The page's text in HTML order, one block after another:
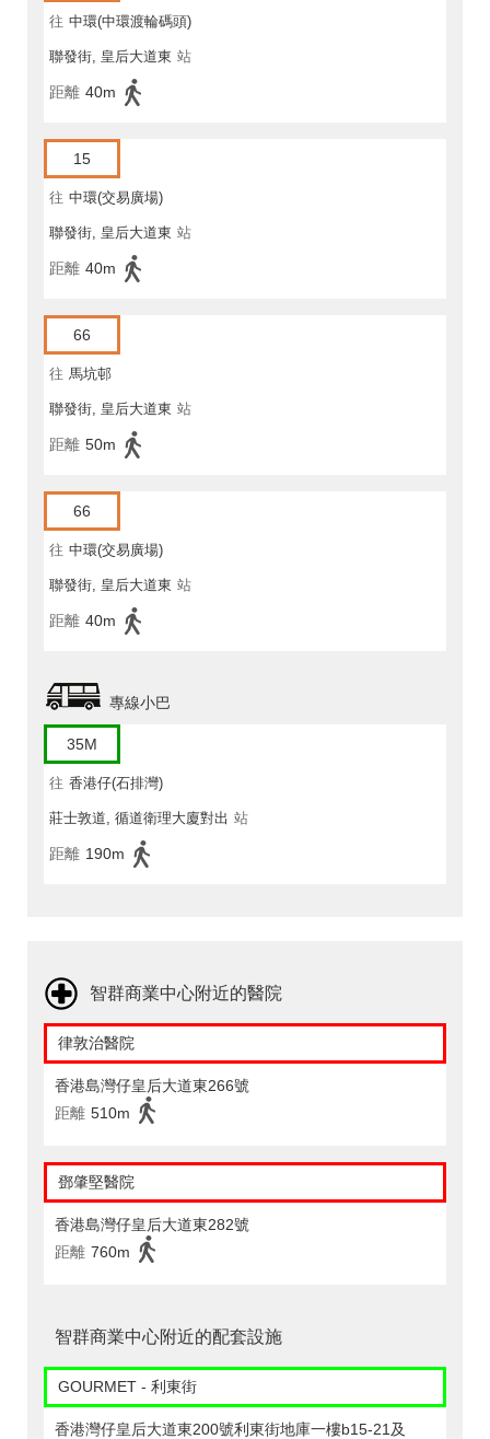
往 中環(中環渡輪碼頭)
聯發街, 皇后大道東 站
距離 40m
15
往 中環(交易廣場)
聯發街, 皇后大道東 站
距離 40m
66
往 馬坑邨
聯發街, 皇后大道東 站
距離 50m
66
往 中環(交易廣場)
聯發街, 皇后大道東 站
距離 40m
專線小巴
35M
往 香港仔(石排灣)
莊士敦道, 循道衛理大廈對出 站
距離 190m
智群商業中心附近的醫院
律敦治醫院
香港島灣仔皇后大道東266號
距離 510m
鄧肇堅醫院
香港島灣仔皇后大道東282號
距離 760m
智群商業中心附近的配套設施
GOURMET - 利東街
香港灣仔皇后大道東200號利東街地庫一樓b15-21及